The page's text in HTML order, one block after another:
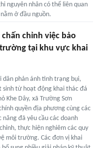
nguyên nhân có thể liên quan
ở đầu nguồn.
chấn chỉnh việc bảo
tại khu vực khai
dân phản ánh tình trạng bụi,
sinh từ hoạt động khai thác đá
Khe Dây, xã Trường Sơn
quyền địa phương cùng các
năng đã yêu cầu các doanh
thực hiện nghiêm các quy
môi trường. Các đơn vị khai